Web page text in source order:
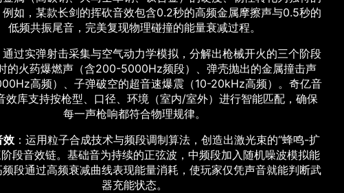
如，某款长剑的挥砍音效包含0.2秒的高频金属摩擦声与0.5秒的
低频共振尾音，完美复现物理碰撞的能量衰减过程。
通过实弹射击采集与空气动力学模拟，分解出枪械开火的三个阶段
火药爆燃声（含200-5000Hz频段）、弹壳抛出的金属撞击声
高频）、子弹破空的超音速爆震（10-20kHz高频）。奇亿音
效库支持按枪型、口径、环境（室内/室外）进行智能匹配，确保
每一声枪响都符合物理规律。
效 ：运用粒子合成技术与频段调制算法，创造出激光束的“蜂鸣-扩
段音效链。基础音为持续的正弦波，中频段加入随机噪波模拟能
段通过高频衰减曲线表现能量消耗，使玩家仅凭声音就能判断武
器充能状态。